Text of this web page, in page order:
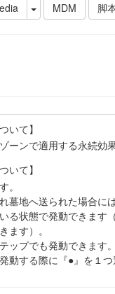
MDM 脚
いて】
ーンで適用する永続効果
いて】
。
墓地へ送られた場合に
る状態で発動できます
ます）。
ップでも発動できます。
動する際に『●』を１